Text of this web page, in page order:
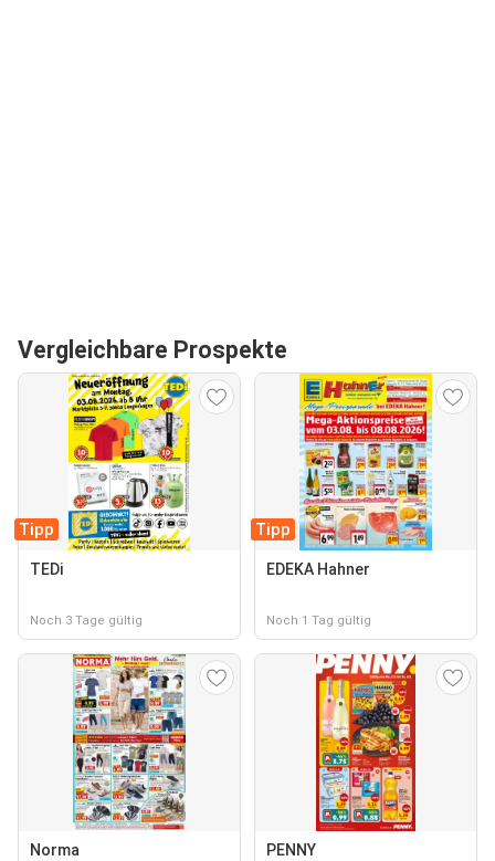
Vergleichbare Prospekte
Tipp
TEDi
Noch 3 Tage gültig
Tipp
EDEKA Hahner
Noch 1 Tag gültig
Norma PENNY